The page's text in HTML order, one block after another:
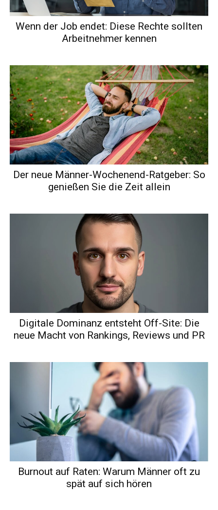
Wenn der Job endet: Diese Rechte sollten
Arbeitnehmer kennen
Der neue Männer-Wochenend-Ratgeber: So
genießen Sie die Zeit allein
Digitale Dominanz entsteht Off-Site: Die
neue Macht von Rankings, Reviews und PR
Burnout auf Raten: Warum Männer oft zu
spät auf sich hören